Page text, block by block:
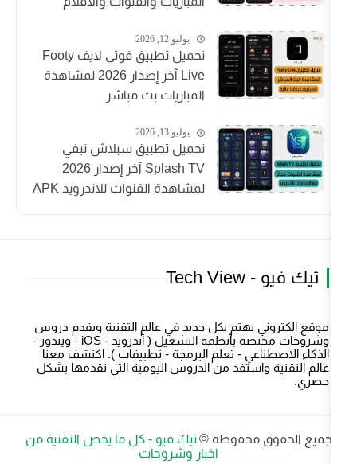
يوليو 12, 2026
تحميل تطبيق فوتي لايف Footy
Live آخر إصدار 2026 لمشاهدة
المباريات بث مباشر
يوليو 13, 2026
تحميل تطبيق سبلاش تيفي
Splash TV آخر إصدار 2026
لمشاهدة القنوات للاندرويد APK
بكل جديد في عالم التقنية ويقدم دروس
وشروحات مختصة بأنظمة التشغيل ( أندرويد - iOS - ويندوز -
- تعلم البرمجة - تطبيقات ). اكتشف معنا
من الدروس اليومية التي نقدمها بشكل
© تيك فيو - كل ما يخص التقنية من